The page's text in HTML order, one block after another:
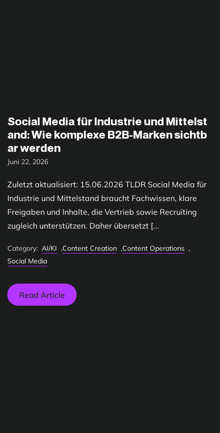
Social Media für Industrie und Mittelst
and: Wie komplexe B2B-Marken sichtb
ar werden
Juni 22, 2026
Zuletzt aktualisiert: 15.06.2026 TLDR Social Media für
Industrie und Mittelstand braucht Fachwissen, klare
Freigaben und Inhalte, die Vertrieb sowie Recruiting
zugleich unterstützen. Daher übersetzt [...
Category: AI/KI ,Content Creation ,Content Operations ,
Social Media
Read Article